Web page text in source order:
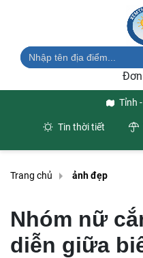
Tỉnh
Tin thời tiết
Trang chủ ảnh đẹp
Nhóm nữ
diễn giữa